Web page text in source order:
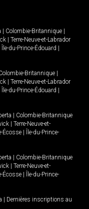
Colombie-Britannique
Terre-Neuve-et-Labrador
Île-du-Prince-Édouard
Britannique
Terre-Neuve-et-Labrador
Île-du-Prince-Édouard
Colombie-Britannique
Terre-Neuve-et-
Écosse
Île-du-Prince-
Colombie-Britannique
Terre-Neuve-et-
Écosse
Île-du-Prince-
Dernières inscriptions au